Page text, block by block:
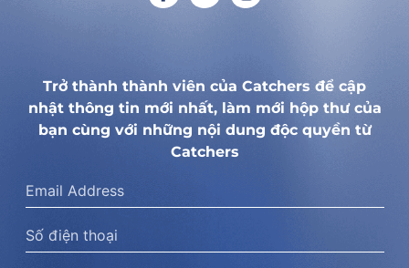
Trở thành thành viên của Catchers để cập
nhật thông tin mới nhất, làm mới hộp thư của
bạn cùng với những nội dung độc quyền từ
Catchers